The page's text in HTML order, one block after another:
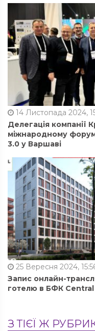
14 Листопада 2024,
Делегація компанії
міжнародному
3.0 у Варшаві
25 Вересня 2024,
Запис онлайн-
готелю в БФК
З ТІЄЇ Ж